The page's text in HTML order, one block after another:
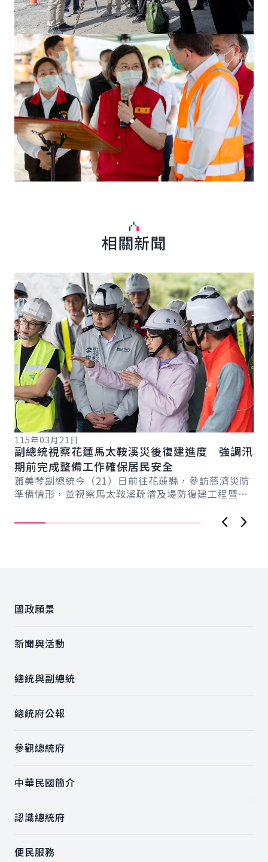
相關新聞
詳細內容
115年03月21日
副總統視察花蓮馬太鞍溪災後復建進度 強調汛
期前完成整備工作確保居民安全
蕭美琴副總統今（21）日前往花蓮縣，參訪慈濟災防
準備情形，並視察馬太鞍溪疏濬及堤防復建工程暨台
詳
國政願景
新聞與活動
總統與副總統
總統府公報
參觀總統府
中華民國簡介
認識總統府
便民服務